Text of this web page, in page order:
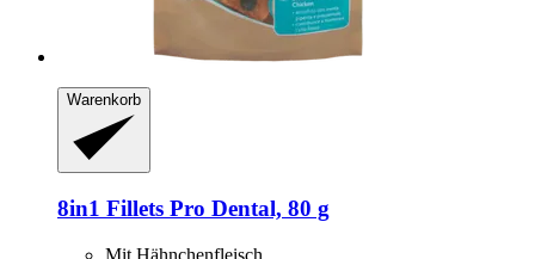
Warenkorb
8in1 Fillets Pro Dental, 80 g
Mit Hähnchenfleisch